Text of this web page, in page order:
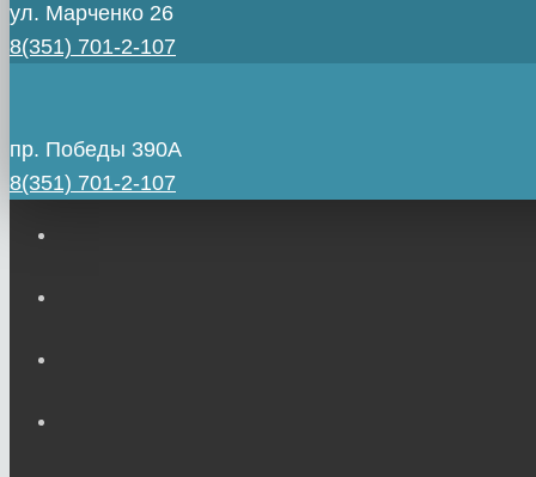
ул. Марченко 26
8(351) 701-2-107
пр. Победы 390А
8(351) 701-2-107